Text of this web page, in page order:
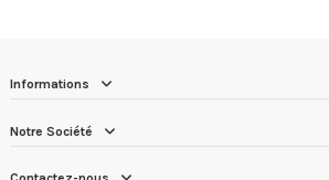
Informations
Notre Société